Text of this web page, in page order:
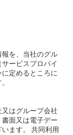
を、当社のグル
ービスプロバイ
定めるところに
はグループ会社
面又は電子デー
ます。 共同利用